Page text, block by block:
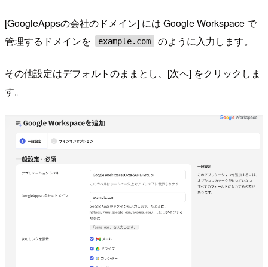
[GoogleAppsの会社のドメイン] には Google Workspace で
管理するドメインを
example.com のように入力します。
その他設定はデフォルトのままとし、[次へ] をクリックしま
す。